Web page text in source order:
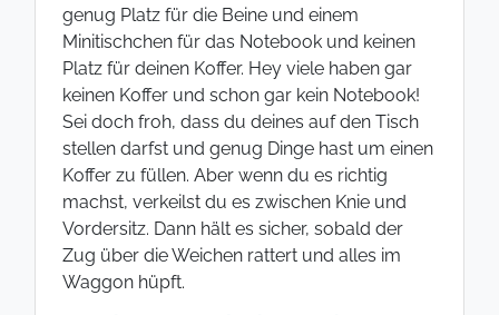
genug Platz für die Beine und einem
Minitischchen für das Notebook und keinen
Platz für deinen Koffer. Hey viele haben gar
keinen Koffer und schon gar kein Notebook!
Sei doch froh, dass du deines auf den Tisch
stellen darfst und genug Dinge hast um einen
Koffer zu füllen. Aber wenn du es richtig
machst, verkeilst du es zwischen Knie und
Vordersitz. Dann hält es sicher, sobald der
Zug über die Weichen rattert und alles im
Waggon hüpft.